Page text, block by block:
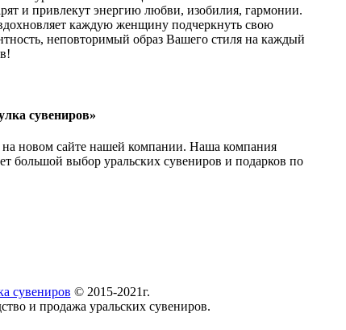
и привлекут энергию любви, изобилия, гармонии.
каждую женщину подчеркнуть свою
неповторимый образ Вашего стиля на каждый
сувениров»
на новом сайте нашей компании. Наша компания
большой выбор уральских сувениров и подарков по
сувениров © 2015-2021г.
и продажа уральских сувениров.